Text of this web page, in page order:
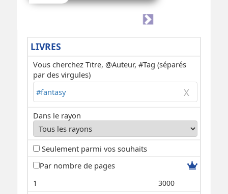
LIVRES
Vous cherchez Titre, @Auteur, #Tag (séparés
par des virgules)
Dans le rayon
Seulement parmi vos souhaits
Par nombre de pages
1 3000